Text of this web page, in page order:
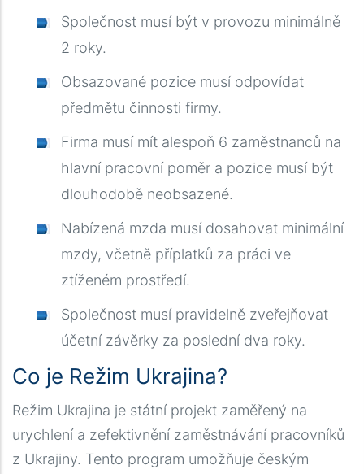
Společnost musí být v provozu minimálně
2 roky.
Obsazované pozice musí odpovídat
předmětu činnosti firmy.
Firma musí mít alespoň 6 zaměstnanců na
hlavní pracovní poměr a pozice musí být
dlouhodobě neobsazené.
Nabízená mzda musí dosahovat minimální
mzdy, včetně příplatků za práci ve
ztíženém prostředí.
Společnost musí pravidelně zveřejňovat
účetní závěrky za poslední dva roky.
Co je Režim Ukrajina?
Režim Ukrajina je státní projekt zaměřený na
urychlení a zefektivnění zaměstnávání pracovníků
z Ukrajiny. Tento program umožňuje českým